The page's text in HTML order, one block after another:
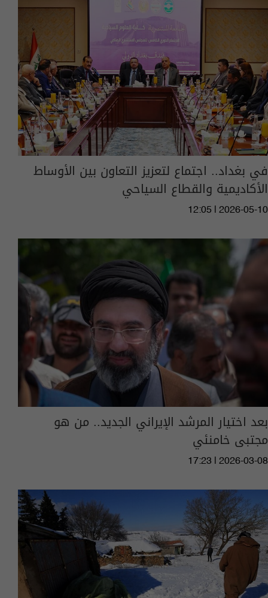
في بغداد.. اجتماع لتعزيز التعاون بين الأوساط
الأكاديمية والقطاع السياحي
12:05 | 2026-05-10
بعد اختيار المرشد الإيراني الجديد.. من هو
مجتبى خامنئي
17:23 | 2026-03-08